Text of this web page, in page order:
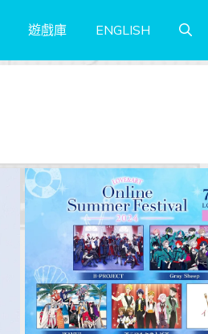
遊戲庫 ENGLISH